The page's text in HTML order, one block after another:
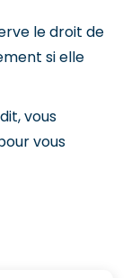
le droit de
si elle
vous
vous